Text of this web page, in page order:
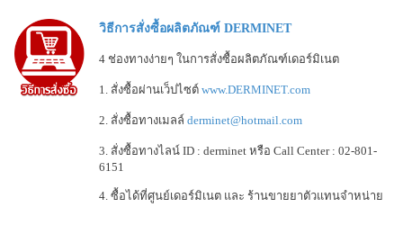
วิธีการสั่งซื้อผลิตภัณฑ์ DERMINET
4 ช่องทางง่ายๆ ในการสั่งซื้อผลิตภัณฑ์เดอร์มิเนต
1. สั่งซื้อผ่านเว็ปไซต์ www.DERMINET.com
2. สั่งซื้อทางเมลล์ derminet@hotmail.com
3. สั่งซื้อทางไลน์ ID : derminet หรือ Call Center : 02-801-
6151
4. ซื้อได้ที่ศูนย์เดอร์มิเนต และ ร้านขายยาตัวแทนจำหน่าย